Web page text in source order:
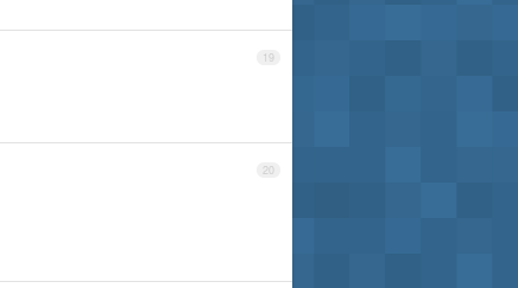
19
20